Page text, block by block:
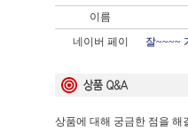
이름
네이버 페이
잘~~~~
상품에 대해 궁금한 점을 해